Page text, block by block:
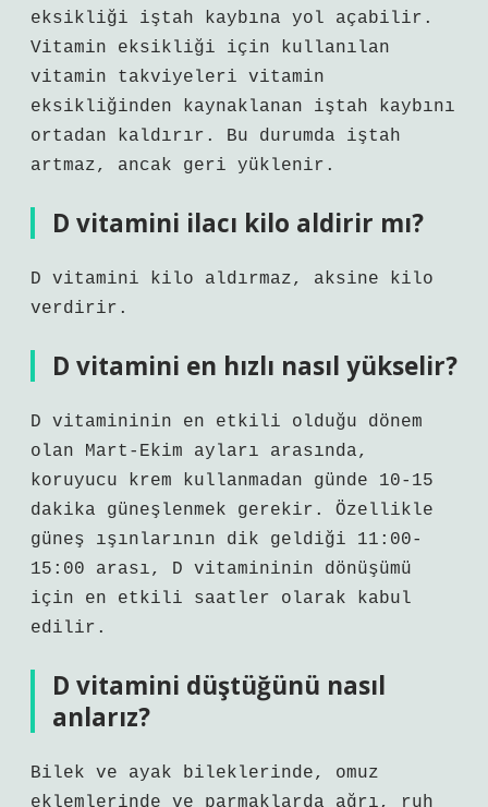
eksikliği iştah kaybına yol açabilir.
Vitamin eksikliği için kullanılan
vitamin takviyeleri vitamin
eksikliğinden kaynaklanan iştah kaybını
ortadan kaldırır. Bu durumda iştah
artmaz, ancak geri yüklenir.
D vitamini ilacı kilo aldirir mı?
D vitamini kilo aldırmaz, aksine kilo
verdirir.
D vitamini en hızlı nasıl yükselir?
D vitamininin en etkili olduğu dönem
olan Mart-Ekim ayları arasında,
koruyucu krem ​​kullanmadan günde 10-15
dakika güneşlenmek gerekir. Özellikle
güneş ışınlarının dik geldiği 11:00-
15:00 arası, D vitamininin dönüşümü
için en etkili saatler olarak kabul
edilir.
D vitamini düştüğünü nasıl
anlarız?
Bilek ve ayak bileklerinde, omuz
eklemlerinde ve parmaklarda ağrı, ruh